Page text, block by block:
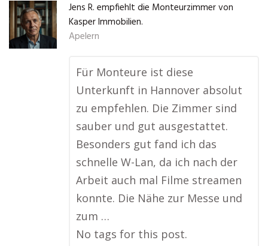
Jens R. empfiehlt die Monteurzimmer von
Kasper Immobilien.
Apelern
Für Monteure ist diese
Unterkunft in Hannover absolut
zu empfehlen. Die Zimmer sind
sauber und gut ausgestattet.
Besonders gut fand ich das
schnelle W-Lan, da ich nach der
Arbeit auch mal Filme streamen
konnte. Die Nähe zur Messe und
zum …
No tags for this post.